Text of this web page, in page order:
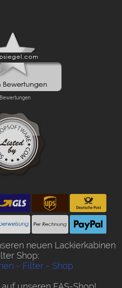
neuen Lackierkabinen
Shop:
- Filter - Shop